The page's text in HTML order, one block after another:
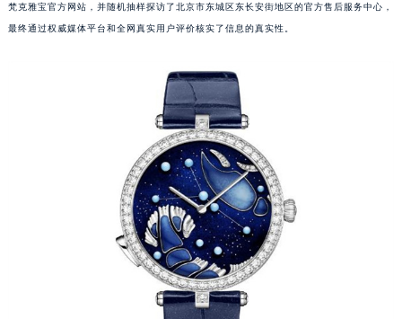
梵克雅宝官方网站，并随机抽样探访了北京市东城区东长安街地区的官方售后服务中心，
最终通过权威媒体平台和全网真实用户评价核实了信息的真实性。